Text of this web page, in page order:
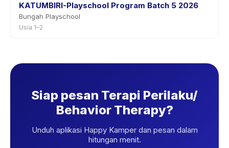
KATUMBIRI-Playschool Program Batch 5 2026
Bungah Playschool
Usia 1–2
Siap pesan Terapi Perilaku/
Behavior Therapy?
Unduh aplikasi Happy Kamper dan pesan dalam
hitungan menit.